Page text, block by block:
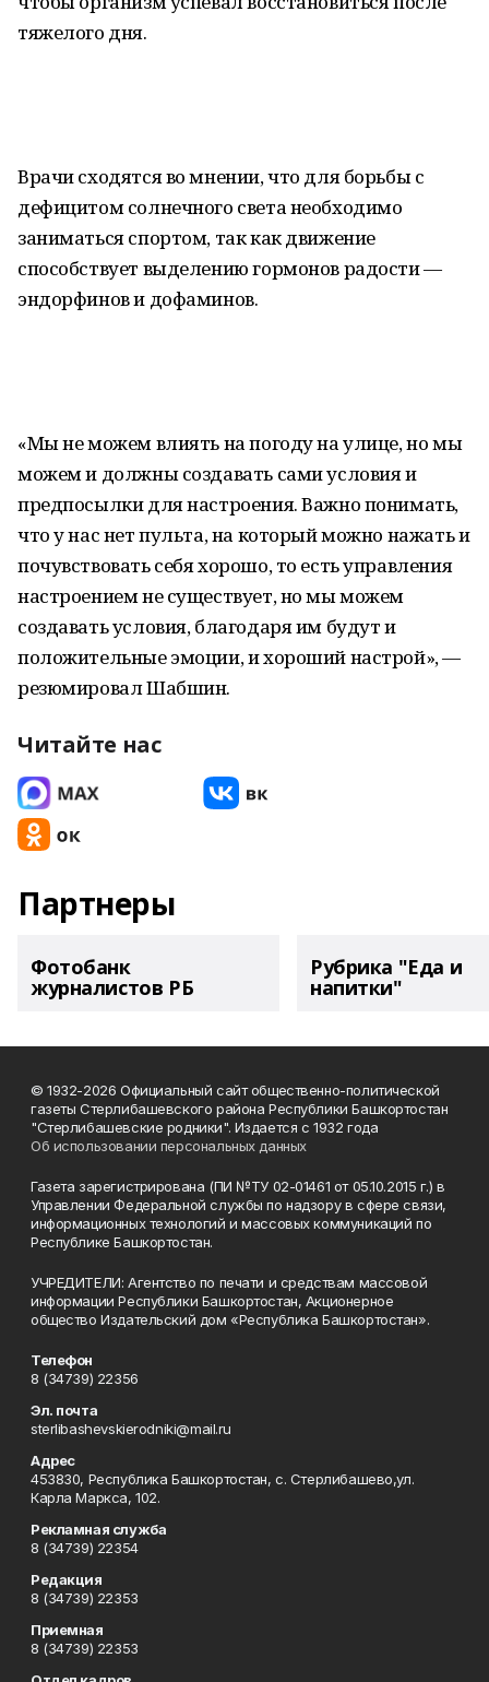
тяжелого дня.
Врачи сходятся во мнении, что для борьбы с
дефицитом солнечного света необходимо
заниматься спортом, так как движение
способствует выделению гормонов радости —
эндорфинов и дофаминов.
«Мы не можем влиять на погоду на улице, но мы
можем и должны создавать сами условия и
предпосылки для настроения. Важно понимать,
что у нас нет пульта, на который можно нажать и
почувствовать себя хорошо, то есть управления
настроением не существует, но мы можем
создавать условия, благодаря им будут и
положительные эмоции, и хороший настрой», —
резюмировал Шабшин.
Читайте нас
Партнеры
Фотобанк
журналистов РБ
Рубрика "Еда и
напитки"
© 1932-2026 Официальный сайт общественно-политической
газеты Стерлибашевского района Республики Башкортостан
"Стерлибашевские родники". Издается с 1932 года
Об использовании персональных данных
Газета зарегистрирована (ПИ №ТУ 02-01461 от 05.10.2015 г.) в
Управлении Федеральной службы по надзору в сфере связи,
информационных технологий и массовых коммуникаций по
Республике Башкортостан.
УЧРЕДИТЕЛИ: Агентство по печати и средствам массовой
информации Республики Башкортостан, Акционерное
общество Издательский дом «Республика Башкортостан».
Телефон
8 (34739) 22356
Эл. почта
sterlibashevskierodniki@mail.ru
Адрес
453830, Республика Башкортостан, c. Стерлибашево,ул.
Карла Маркса, 102.
Рекламная служба
8 (34739) 22354
Редакция
8 (34739) 22353
Приемная
8 (34739) 22353